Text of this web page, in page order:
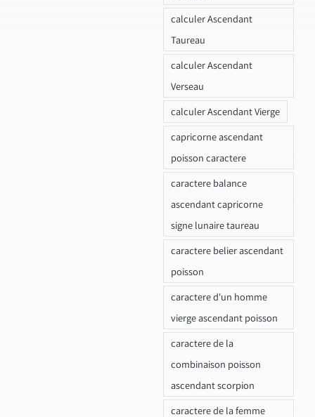
calculer Ascendant
Taureau
calculer Ascendant
Verseau
calculer Ascendant Vierge
capricorne ascendant
poisson caractere
caractere balance
ascendant capricorne
signe lunaire taureau
caractere belier ascendant
poisson
caractere d'un homme
vierge ascendant poisson
caractere de la
combinaison poisson
ascendant scorpion
caractere de la femme